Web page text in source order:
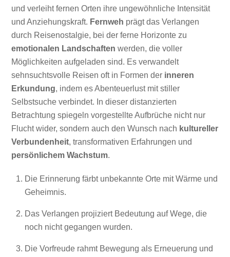
und verleiht fernen Orten ihre ungewöhnliche Intensität
und Anziehungskraft. Fernweh prägt das Verlangen
durch Reisenostalgie, bei der ferne Horizonte zu
emotionalen Landschaften werden, die voller
Möglichkeiten aufgeladen sind. Es verwandelt
sehnsuchtsvolle Reisen oft in Formen der inneren
Erkundung, indem es Abenteuerlust mit stiller
Selbstsuche verbindet. In dieser distanzierten
Betrachtung spiegeln vorgestellte Aufbrüche nicht nur
Flucht wider, sondern auch den Wunsch nach kultureller
Verbundenheit, transformativen Erfahrungen und
persönlichem Wachstum.
Die Erinnerung färbt unbekannte Orte mit Wärme und
Geheimnis.
Das Verlangen projiziert Bedeutung auf Wege, die
noch nicht gegangen wurden.
Die Vorfreude rahmt Bewegung als Erneuerung und